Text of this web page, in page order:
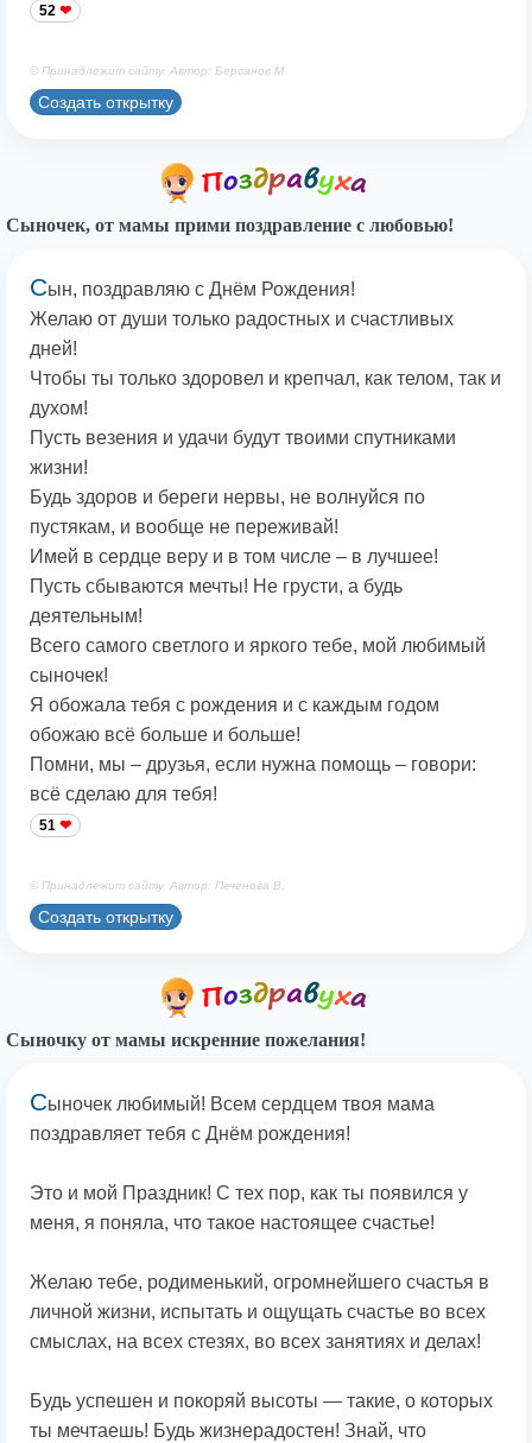
52
© Принадлежит сайту. Автор: Берсанов М.
Создать открытку
Сыночек, от мамы прими поздравление с любовью!
Сын, поздравляю с Днём Рождения!
Желаю от души только радостных и счастливых
дней!
Чтобы ты только здоровел и крепчал, как телом, так и
духом!
Пусть везения и удачи будут твоими спутниками
жизни!
Будь здоров и береги нервы, не волнуйся по
пустякам, и вообще не переживай!
Имей в сердце веру и в том числе – в лучшее!
Пусть сбываются мечты! Не грусти, а будь
деятельным!
Всего самого светлого и яркого тебе, мой любимый
сыночек!
Я обожала тебя с рождения и с каждым годом
обожаю всё больше и больше!
Помни, мы – друзья, если нужна помощь – говори:
всё сделаю для тебя!
51
© Принадлежит сайту. Автор: Печенова В.
Создать открытку
Сыночку от мамы искренние пожелания!
Сыночек любимый! Всем сердцем твоя мама
поздравляет тебя с Днём рождения!
Это и мой Праздник! С тех пор, как ты появился у
меня, я поняла, что такое настоящее счастье!
Желаю тебе, родименький, огромнейшего счастья в
личной жизни, испытать и ощущать счастье во всех
смыслах, на всех стезях, во всех занятиях и делах!
Будь успешен и покоряй высоты — такие, о которых
ты мечтаешь! Будь жизнерадостен! Знай, что